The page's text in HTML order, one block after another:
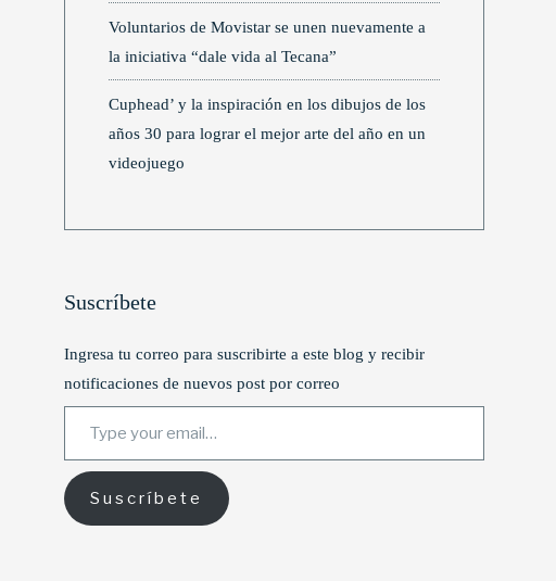
Voluntarios de Movistar se unen nuevamente a
la iniciativa “dale vida al Tecana”
Cuphead’ y la inspiración en los dibujos de los
años 30 para lograr el mejor arte del año en un
videojuego
Suscríbete
Ingresa tu correo para suscribirte a este blog y recibir
notificaciones de nuevos post por correo
Type your email…
Suscríbete